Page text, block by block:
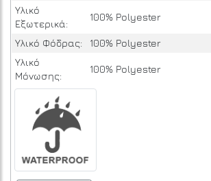
Υλικό
Εξωτερικά:
100% Polyester
Υλικό Φόδρας:
100% Polyester
Υλικό
Μόνωσης:
100% Polyester